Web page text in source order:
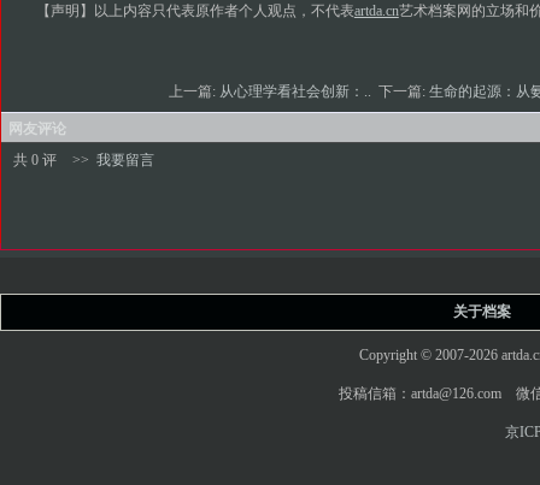
【声明】以上内容只代表原作者个人观点，不代表artda.cn艺术档案网的立场和
上一篇: 从心理学看社会创新：.. 下一篇: 生命的起源：从
网友评论
共 0 评
>> 我要留言
关于档案
Copyright © 2007-2026
投稿信箱：artda@126.com 微
京